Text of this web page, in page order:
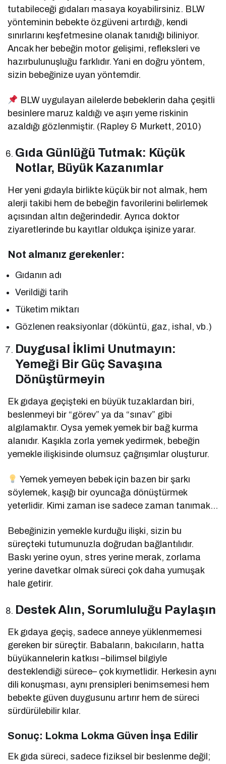
tutabileceği gıdaları masaya koyabilirsiniz. BLW
yönteminin bebekte özgüveni artırdığı, kendi
sınırlarını keşfetmesine olanak tanıdığı biliniyor.
Ancak her bebeğin motor gelişimi, refleksleri ve
hazırbulunuşluğu farklıdır. Yani en doğru yöntem,
sizin bebeğinize uyan yöntemdir.
BLW uygulayan ailelerde bebeklerin daha çeşitli
besinlere maruz kaldığı ve aşırı yeme riskinin
azaldığı gözlenmiştir. (Rapley & Murkett, 2010)
Gıda Günlüğü Tutmak: Küçük
Notlar, Büyük Kazanımlar
Her yeni gıdayla birlikte küçük bir not almak, hem
alerji takibi hem de bebeğin favorilerini belirlemek
açısından altın değerindedir. Ayrıca doktor
ziyaretlerinde bu kayıtlar oldukça işinize yarar.
Not almanız gerekenler:
Gıdanın adı
Verildiği tarih
Tüketim miktarı
Gözlenen reaksiyonlar (döküntü, gaz, ishal, vb.)
Duygusal İklimi Unutmayın:
Yemeği Bir Güç Savaşına
Dönüştürmeyin
Ek gıdaya geçişteki en büyük tuzaklardan biri,
beslenmeyi bir “görev” ya da “sınav” gibi
algılamaktır. Oysa yemek yemek bir bağ kurma
alanıdır. Kaşıkla zorla yemek yedirmek, bebeğin
yemekle ilişkisinde olumsuz çağrışımlar oluşturur.
Yemek yemeyen bebek için bazen bir şarkı
söylemek, kaşığı bir oyuncağa dönüştürmek
yeterlidir. Kimi zaman ise sadece zaman tanımak…
Bebeğinizin yemekle kurduğu ilişki, sizin bu
süreçteki tutumunuzla doğrudan bağlantılıdır.
Baskı yerine oyun, stres yerine merak, zorlama
yerine davetkar olmak süreci çok daha yumuşak
hale getirir.
Destek Alın, Sorumluluğu Paylaşın
Ek gıdaya geçiş, sadece anneye yüklenmemesi
gereken bir süreçtir. Babaların, bakıcıların, hatta
büyükannelerin katkısı –bilimsel bilgiyle
desteklendiği sürece– çok kıymetlidir. Herkesin aynı
dili konuşması, aynı prensipleri benimsemesi hem
bebekte güven duygusunu artırır hem de süreci
sürdürülebilir kılar.
Sonuç: Lokma Lokma Güven İnşa Edilir
Ek gıda süreci, sadece fiziksel bir beslenme değil;